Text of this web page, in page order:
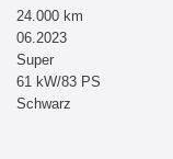
24.000 km
06.2023
Super
61 kW/83 PS
Schwarz